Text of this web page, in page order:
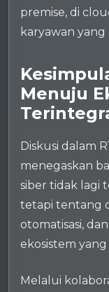
premise, di
karyawan
Menuju
Diskusi dalam
menegaskan
siber tidak lagi
tetapi tentang
otomatisasi,
ekosistem
Melalui